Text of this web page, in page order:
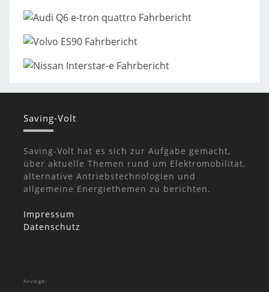
Saving-Volt
Saving-Volt hat es sich zur Aufgabe gemacht,
über aktuelle Themen rund um Elektromobilität,
alternative Antriebstechnologien und
allgemeine Energiethemen zu berichten.
Impressum
Datenschutz
Anzeige: